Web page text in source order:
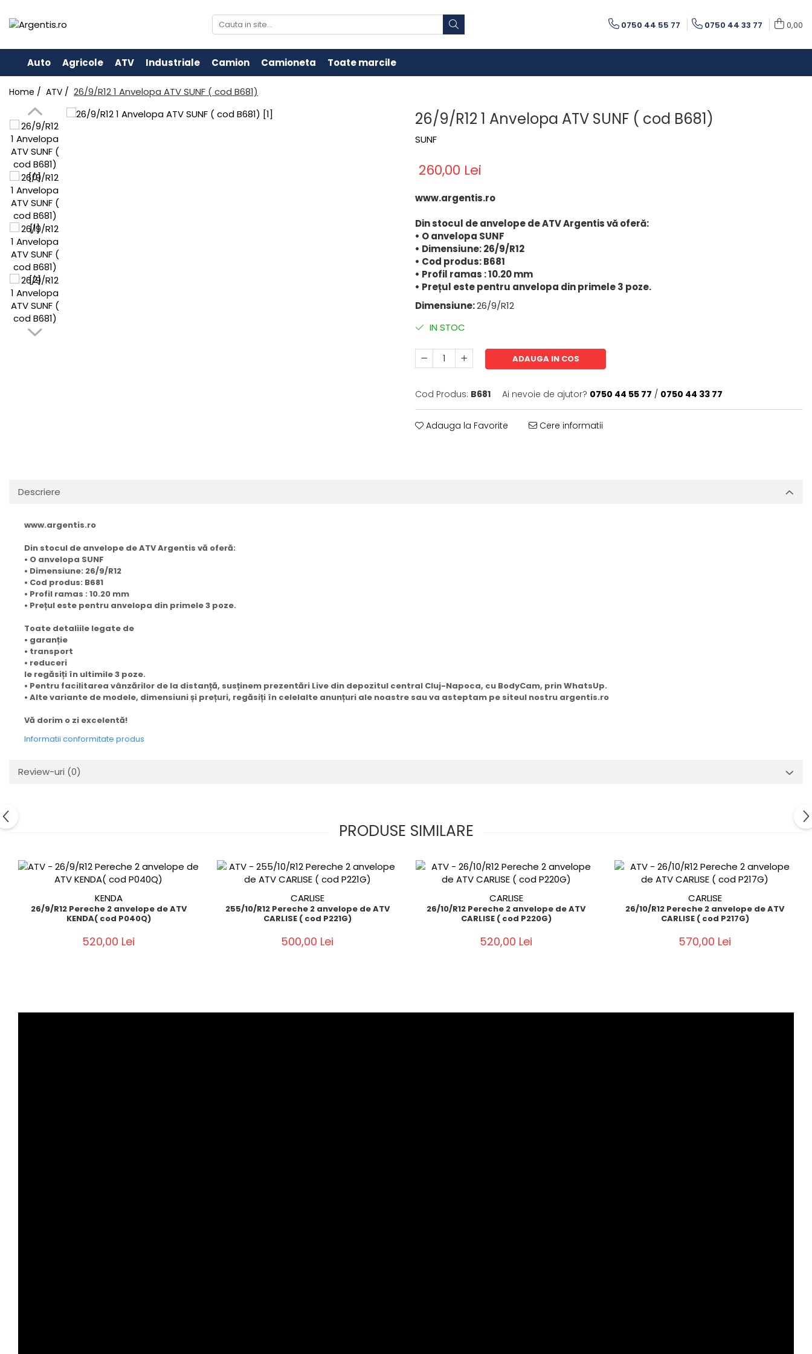
0750 44 55 77 0750 44 33 77 0,00
Auto Agricole ATV Industriale Camion Camioneta Toate marcile
Home / ATV / 26/9/R12 1 Anvelopa ATV SUNF ( cod B681)
26/9/R12 1 Anvelopa ATV SUNF ( cod B681)
SUNF
260,00 Lei
www.argentis.ro
Din stocul de anvelope de ATV Argentis vă oferă:
• O anvelopa SUNF
• Dimensiune: 26/9/R12
• Cod produs: B681
• Profil ramas : 10.20 mm
• Prețul este pentru anvelopa din primele 3 poze.
Dimensiune:26/9/R12
IN STOC
ADAUGA IN COS
Cod Produs: B681 Ai nevoie de ajutor? 0750 44 55 77 / 0750 44 33 77
Adauga la Favorite Cere informatii
Descriere
www.argentis.ro
Din stocul de anvelope de ATV Argentis vă oferă:
• O anvelopa SUNF
• Dimensiune: 26/9/R12
• Cod produs: B681
• Profil ramas : 10.20 mm
• Prețul este pentru anvelopa din primele 3 poze.
Toate detaliile legate de
• garanție
• transport
• reduceri
le regăsiți în ultimile 3 poze.
• Pentru facilitarea vânzărilor de la distanță, susținem prezentări Live din depozitul central Cluj-Napoca, cu BodyCam, prin WhatsUp.
• Alte variante de modele, dimensiuni și prețuri, regăsiți în celelalte anunțuri ale noastre sau va asteptam pe siteul nostru argentis.ro
Vă dorim o zi excelentă!
Informatii conformitate produs
Review-uri (0)
PRODUSE SIMILARE
KENDA
26/9/R12 Pereche 2 anvelope de ATV
KENDA( cod P040Q)
520,00 Lei
CARLISE
255/10/R12 Pereche 2 anvelope de ATV
CARLISE ( cod P221G)
500,00 Lei
CARLISE
26/10/R12 Pereche 2 anvelope de ATV
CARLISE ( cod P220G)
520,00 Lei
CARLISE
26/10/R12 Pereche 2 anvelope de ATV
CARLISE ( cod P217G)
570,00 Lei